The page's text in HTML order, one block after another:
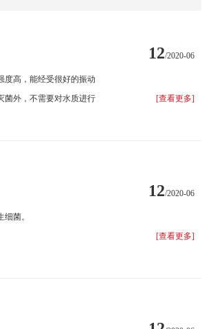
度高，能经受很好的振动
菌外，不需要对水质进行
12/2020-06
[查看更多]
菌。
12/2020-06
[查看更多]